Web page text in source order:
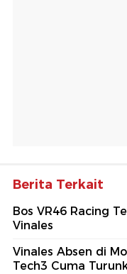
Berita Terkait
Bos VR46 Racing
Vinales
Vinales Absen di
Tech3 Cuma